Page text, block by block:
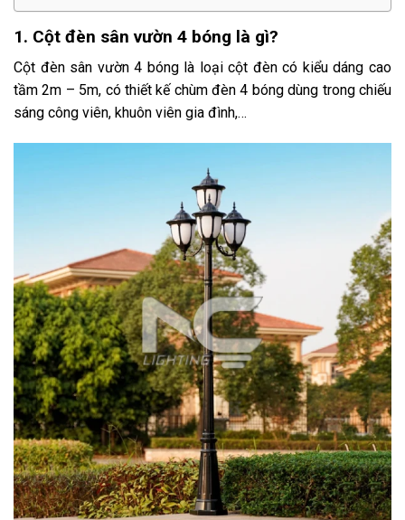
1. Cột đèn sân vườn 4 bóng là gì?
Cột đèn sân vườn 4 bóng là loại cột đèn có kiểu dáng cao
tầm 2m – 5m, có thiết kế chùm đèn 4 bóng dùng trong chiếu
sáng công viên, khuôn viên gia đình,…